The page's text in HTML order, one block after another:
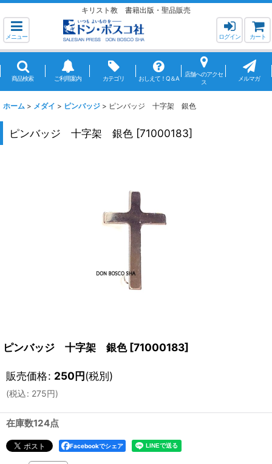
キリスト教 書籍出版・聖品販売
メニュー ログイン カート
商品検索 ご利用案内 カテゴリ おしえて！Q＆A
店舗へのアクセ
ス
メルマガ
ホーム > メダイ > ピンバッジ > ピンバッジ 十字架 銀色
ピンバッジ 十字架 銀色 [71000183]
ピンバッジ 十字架 銀色 [71000183]
販売価格: 250円(税別)
(税込: 275円)
在庫数124点
Facebookでシェア